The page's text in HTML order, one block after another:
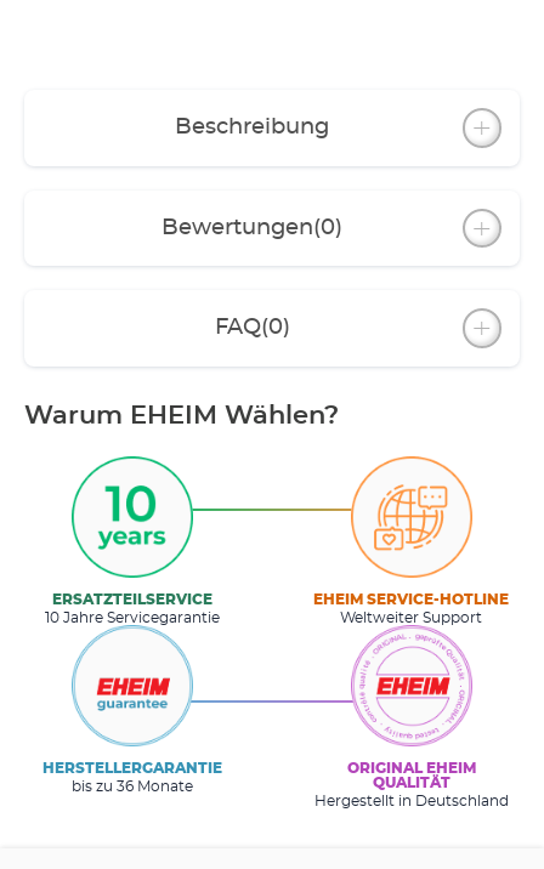
Beschreibung
Bewertungen(0)
FAQ(0)
Warum EHEIM Wählen?
ERSATZTEILSERVICE
10 Jahre Servicegarantie
EHEIM SERVICE-HOTLINE
Weltweiter Support
HERSTELLERGARANTIE
bis zu 36 Monate
ORIGINAL EHEIM
QUALITÄT
Hergestellt in Deutschland